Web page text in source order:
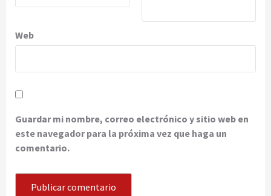
Web
Guardar mi nombre, correo electrónico y sitio web en
este navegador para la próxima vez que haga un
comentario.